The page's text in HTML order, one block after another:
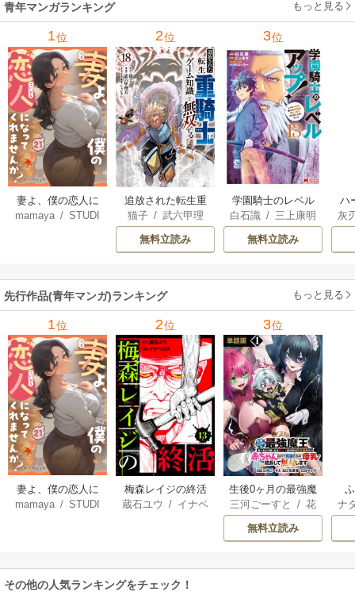
青年マンガランキング もっと見る
1位
妻よ、僕の恋人に
なってくれません
mamaya/STUDI
2位
追放された転生重
騎士はゲーム知識
で無双する
猫子/ 武六甲理
/じゃいあん
無料立読み
3位
学園騎士のレベル
アップ！レベル100
0超えの転生者、落
ちこぼれクラスに
（コミック）
白石識 /三上康明
無料立読み
ハ
界
灰
先行作品(青年マンガ)ランキング もっと見る
1位
妻よ、僕の恋人に
なってくれません
mamaya /STUDI
2位
梅森レイジの終活
蔵石ユウ / イナベ
3位
生後0ヶ月の最強魔
王 食べるだけ強
くなるチート能力
持ち転生者だけど
雄たちの母乳で成
三河ごーすと /花
房雪 / マップ
無料立読み
ナ
その他の人気ランキングをチェック！